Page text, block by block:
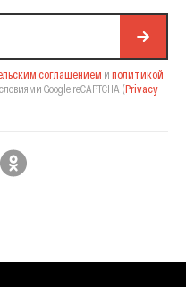
соглашением и политикой
Google reCAPTCHA (Privacy